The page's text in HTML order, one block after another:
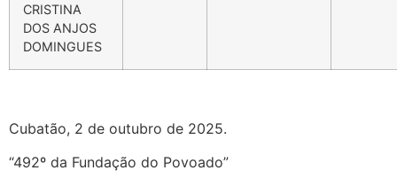
CRISTINA
DOS ANJOS
DOMINGUES
Cubatão, 2 de outubro de 2025.
“492º da Fundação do Povoado”